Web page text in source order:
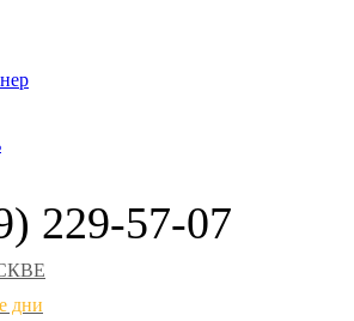
229-57-07
дни